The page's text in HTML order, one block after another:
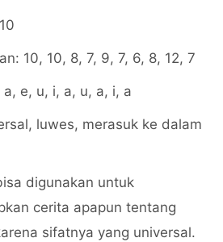
10, 10, 8, 7, 9, 7, 6, 8, 12, 7
a, e, u, i, a, u, a, i, a
luwes, merasuk ke dalam
digunakan untuk
cerita apapun tentang
sifatnya yang universal.